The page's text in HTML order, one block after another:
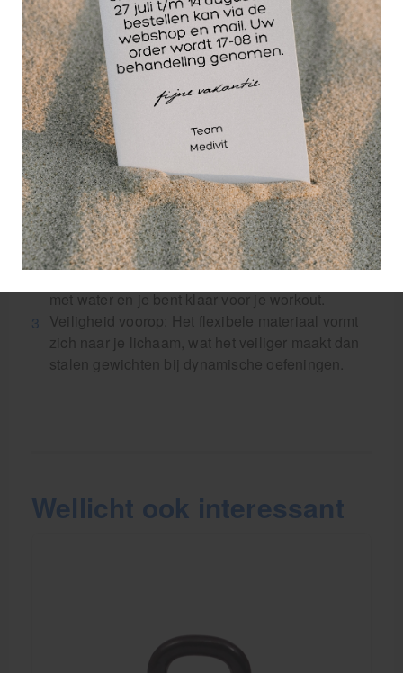
Waarom de Aqualine Aquabag de
beste keuze is
Onverwoestbare Kwaliteit: Gemaakt van
hetzelfde materiaal als professionele
rubberboten. Deze bag is "hard to break" en
wordt intensief gebruikt in de rugbywereld en bij
elite-trainingen
Overal Trainen: Ondanks zijn maximale gewicht
van 40 kg, is de bag leeg vederlicht (minder dan
1 kg). Opgevouwen neemt hij niet meer ruimte in
dan een spijkerbroek. Vul hem op je bestemming
met water en je bent klaar voor je workout.
Veiligheid voorop: Het flexibele materiaal vormt
zich naar je lichaam, wat het veiliger maakt dan
stalen gewichten bij dynamische oefeningen.
Wellicht ook interessant